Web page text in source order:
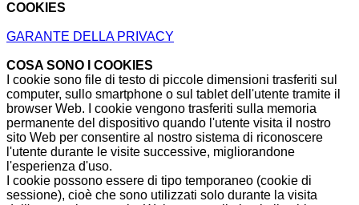
COOKIES
GARANTE DELLA PRIVACY
COSA SONO I COOKIES
I cookie sono file di testo di piccole dimensioni trasferiti sul
computer, sullo smartphone o sul tablet dell'utente tramite il
browser Web. I cookie vengono trasferiti sulla memoria
permanente del dispositivo quando l'utente visita il nostro
sito Web per consentire al nostro sistema di riconoscere
l'utente durante le visite successive, migliorandone
l'esperienza d'uso.
I cookie possono essere di tipo temporaneo (cookie di
sessione), cioè che sono utilizzati solo durante la visita